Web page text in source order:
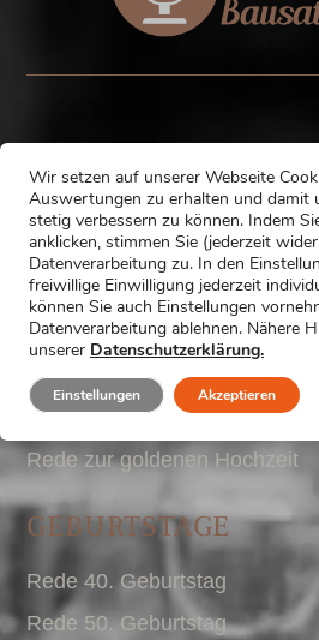
HOCHZEITEN
Trauzeugenrede
Hochzeitsrede Brautvater
Hochzeitsrede Bräutigam
Hochzeitsrede Braut
Trauzeuginnenrede
Rede zur Silberhochzeit
Rede zur goldenen Hochzeit
GEBURTSTAGE
Rede 40. Geburtstag
Rede 50. Geburtstag
Wir setzen auf unserer Webseite
Auswertungen zu erhalten und damit
stetig verbessern zu können. Indem
anklicken, stimmen Sie (jederzeit
Datenverarbeitung zu. In den
freiwillige Einwilligung jederzeit
können Sie auch Einstellungen
Datenverarbeitung ablehnen. Nähere
unserer Datenschutzerklärung.
Akzeptieren
Einstellungen